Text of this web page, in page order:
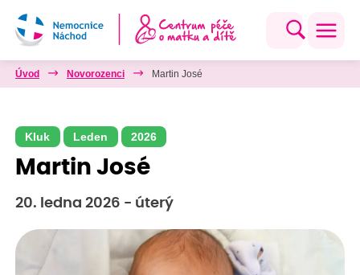
Úvod Novorozenci Martin José
Kluk Leden 2026
Martin José
20. ledna 2026 - úterý